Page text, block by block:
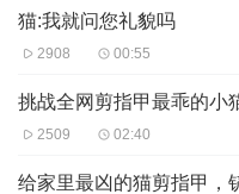
猫:我就问您礼貌吗
2908 00:55
挑战全网剪指甲最乖的小
2509 02:40
给家里最凶的猫剪指甲，